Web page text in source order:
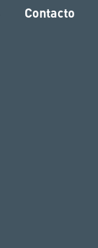
Contacto